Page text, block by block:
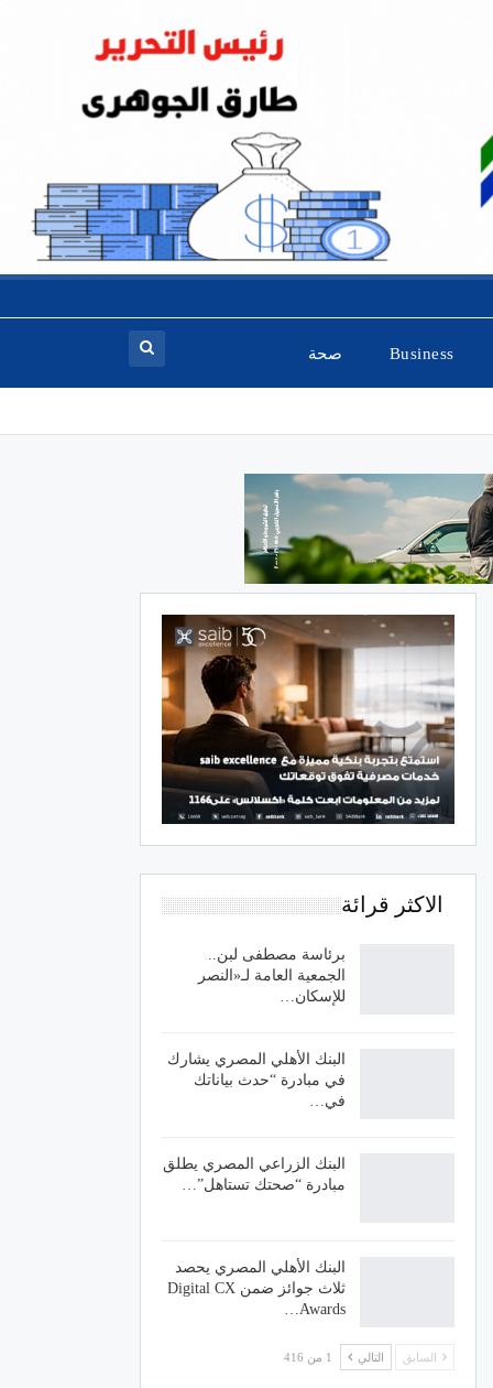
Business صحة
الاكثر قرائة
برئاسة مصطفى لبن..
الجمعية العامة لـ«النصر
للإسكان…
البنك الأهلي المصري يشارك
في مبادرة “حدث بياناتك
في…
البنك الزراعي المصري يطلق
مبادرة “صحتك تستاهل”…
البنك الأهلي المصري يحصد
ثلاث جوائز ضمن Digital CX
Awards…
السابق التالي 1 من 416